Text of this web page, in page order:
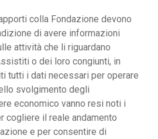
colla Fondazione devono
di avere informazioni
attività che li riguardano
o dei loro congiunti, in
tutti i dati necessari per operare
svolgimento degli
economico vanno resi noti i
cogliere il reale andamento
e per consentire di